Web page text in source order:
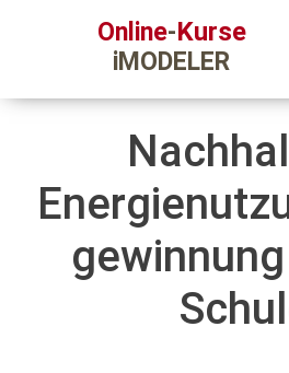
Online-Kurse
iMODELER